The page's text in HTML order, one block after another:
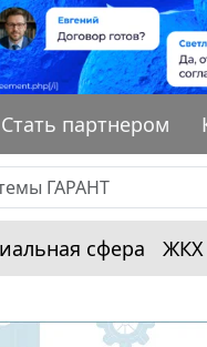
Стать партнером
сфера ЖКХ